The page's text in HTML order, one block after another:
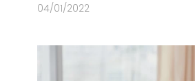
04/01/2022